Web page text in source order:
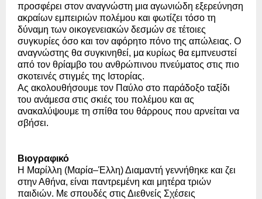
προσφέρει στον αναγνώστη μια αγωνιώδη εξερεύνηση
ακραίων εμπειριών πολέμου και φωτίζει τόσο τη
δύναμη των οικογενειακών δεσμών σε τέτοιες
συγκυρίες όσο και τον αφόρητο πόνο της απώλειας. Ο
αναγνώστης θα συγκινηθεί, μα κυρίως θα εμπνευστεί
από τον θρίαμβο του ανθρώπινου πνεύματος στις πιο
σκοτεινές στιγμές της Ιστορίας.
Ας ακολουθήσουμε τον Παύλο στο παράδοξο ταξίδι
του ανάμεσα στις σκιές του πολέμου και ας
ανακαλύψουμε τη σπίθα του θάρρους που αρνείται να
σβήσει.
Βιογραφικό
Η Μαρίλλη (Μαρία–Έλλη) Διαμαντή γεννήθηκε και ζει
στην Αθήνα, είναι παντρεμένη και μητέρα τριών
παιδιών. Με σπουδές στις Διεθνείς Σχέσεις